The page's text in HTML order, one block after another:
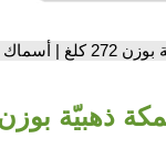
جيوغرافيك أبوظبي